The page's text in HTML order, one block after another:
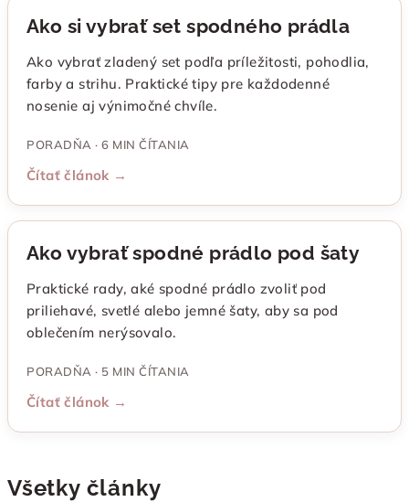
Ako si vybrať set spodného prádla
Ako vybrať zladený set podľa príležitosti, pohodlia,
farby a strihu. Praktické tipy pre každodenné
nosenie aj výnimočné chvíle.
PORADŇA · 6 MIN ČÍTANIA
Čítať článok →
Ako vybrať spodné prádlo pod šaty
Praktické rady, aké spodné prádlo zvoliť pod
priliehavé, svetlé alebo jemné šaty, aby sa pod
oblečením nerýsovalo.
PORADŇA · 5 MIN ČÍTANIA
Čítať článok →
Všetky články